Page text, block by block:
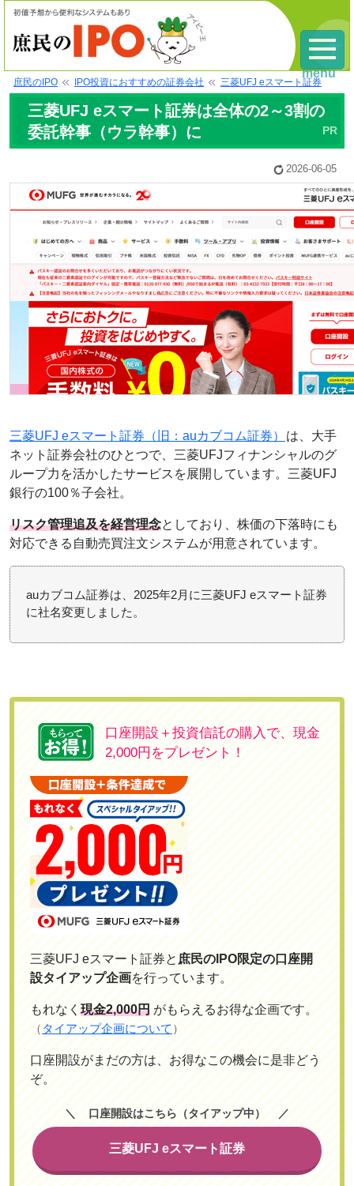
庶民のIPO IPO投資におすすめの証券会社 三菱UFJ eスマート証券
三菱UFJ eスマート証券は全体の2～3割の
委託幹事（ウラ幹事）に
2026-06-05
三菱UFJ eスマート証券（旧：auカブコム証券）
は、大手
ネット証券会社のひとつで、三菱UFJフィナンシャルのグ
ループ力を活かしたサービスを展開しています。三菱UFJ
銀行の100％子会社。
リスク管理追及を経営理念としており、株価の下落時にも
対応できる自動売買注文システムが用意されています。
auカブコム証券は、2025年2月に三菱UFJ eスマート証券
に社名変更しました。
口座開設＋投資信託の購入で、現金
2,000円をプレゼント！
三菱UFJ eスマート証券と 庶民のIPO限定の口座開
設タイアップ企画を行っています。
もれなく現金2,000円 がもらえるお得な企画です。
（ タイアップ企画について ）
口座開設がまだの方は、お得なこの機会に是非どう
ぞ。
三菱UFJ eスマート証券
口座開設はこちら（タイアップ中）
menu